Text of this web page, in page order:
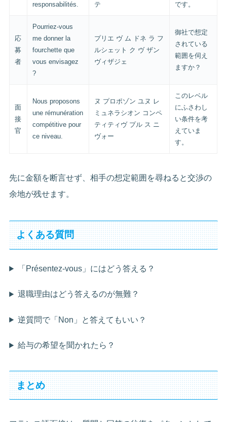
responsabilités.
テ
です。
応
募
者
Pourriez-vous
me donner la
fourchette que
vous envisagez
?
プリエ ヴ ム ドネ ラ フ
ルシェット ク ヴ ザン
ヴィザジェ
御社で想定
されている
範囲を伺え
ますか？
面
接
官
Nous proposons
une rémunération
compétitive pour
ce niveau.
ヌ プロポゾン ユヌ レ
ミュネラシオン コンペ
ティティヴ プル ス ニ
ヴォー
このレベル
にふさわし
い条件を考
えていま
す。
先に金額を断言せず、相手の想定範囲を尋ねると交渉の
余地が残せます。
よくある質問
「Présentez-vous」にはどう答える？
退職理由はどう答えるのが無難？
逆質問で「Non」と答えてもいい？
給与の希望を聞かれたら？
まとめ